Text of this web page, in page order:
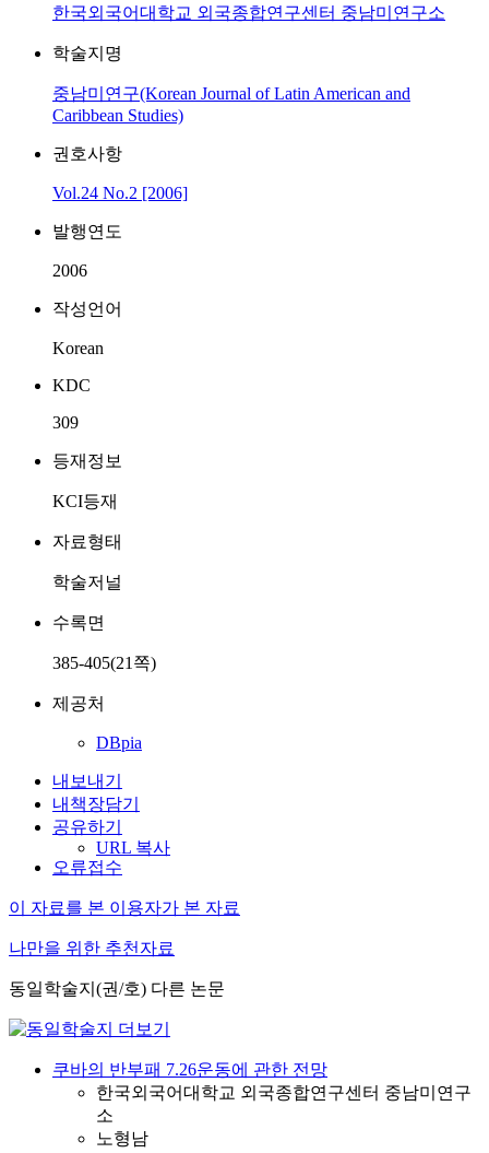
한국외국어대학교 외국종합연구센터 중남미연구소
학술지명
중남미연구(Korean Journal of Latin American and
Caribbean Studies)
권호사항
Vol.24 No.2 [2006]
발행연도
2006
작성언어
Korean
KDC
309
등재정보
KCI등재
자료형태
학술저널
수록면
385-405(21쪽)
제공처
DBpia
내보내기
내책장담기
공유하기
URL 복사
오류접수
이 자료를 본 이용자가 본 자료
나만을 위한 추천자료
동일학술지(권/호) 다른 논문
쿠바의 반부패 7.26운동에 관한 전망
한국외국어대학교 외국종합연구센터 중남미연구
소
노형남